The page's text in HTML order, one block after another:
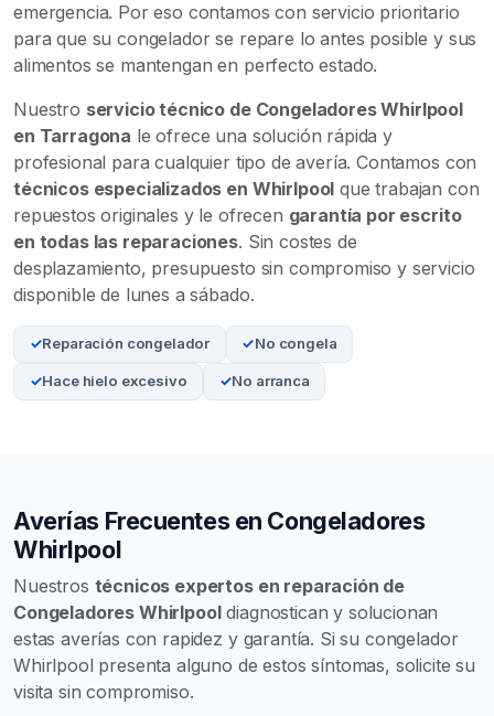
emergencia. Por eso contamos con servicio prioritario
para que su congelador se repare lo antes posible y sus
alimentos se mantengan en perfecto estado.
Nuestro servicio técnico de Congeladores Whirlpool
en Tarragona le ofrece una solución rápida y
profesional para cualquier tipo de avería. Contamos con
técnicos especializados en Whirlpool que trabajan con
repuestos originales y le ofrecen garantía por escrito
en todas las reparaciones. Sin costes de
desplazamiento, presupuesto sin compromiso y servicio
disponible de lunes a sábado.
Reparación congelador No congela
Hace hielo excesivo No arranca
Averías Frecuentes en Congeladores
Whirlpool
Nuestros técnicos expertos en reparación de
Congeladores Whirlpooldiagnostican y solucionan
estas averías con rapidez y garantía. Si su congelador
Whirlpool presenta alguno de estos síntomas, solicite su
visita sin compromiso.